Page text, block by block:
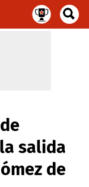
salida
de